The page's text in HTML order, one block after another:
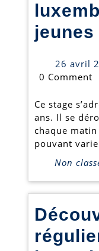
jeunes
26 avril
0 Comment
Ce stage
ans. Il se
chaque
pouvant
Non